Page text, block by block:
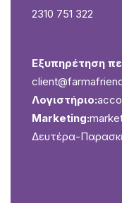
2310 751 322
Εξυπηρέτηση
Λογιστήριο:
Marketing:
Δευτέρα-